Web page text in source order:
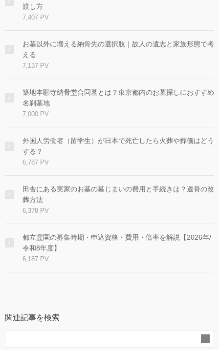
渡し方
7,407 PV
お墓以外に増える納骨先の選択肢｜故人の遺志と家族形態で考
える
7,137 PV
築地本願寺納骨堂合同墓とは？東京都内のお墓探しにおすすめ
名刹墓地
7,000 PV
外国人労働者（留学生）が日本で死亡したら火葬や葬儀はどう
する？
6,787 PV
田舎にある実家のお墓の墓じまいの費用と手続きは？遺骨の改
葬方法
6,378 PV
都立霊園の募集時期・申込資格・費用・倍率を解説【2026年/
令和8年度】
6,187 PV
関連記事を検索